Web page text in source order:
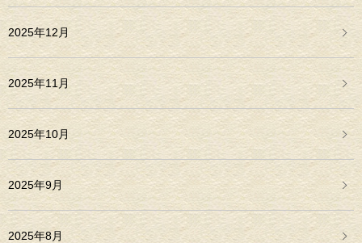
2025年12月
2025年11月
2025年10月
2025年9月
2025年8月